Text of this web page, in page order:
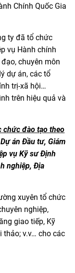
Chính Quốc Gia
ty đã tổ chức
vụ Hành chính
chuyên môn
dự án, các tổ
trị-xã hội…
trên hiệu quả và
chức đào tạo theo
án Đầu tư, Giám
vụ Kỹ sư Định
nghiệp, Địa
xuyên tổ chức
nghiệp,
giao tiếp, Kỹ
thảo; v.v… cho các